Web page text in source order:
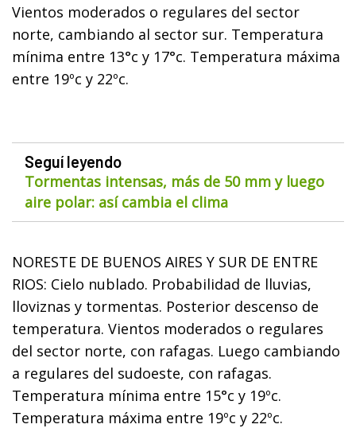
Vientos moderados o regulares del sector
norte, cambiando al sector sur. Temperatura
mínima entre 13°c y 17°c. Temperatura máxima
entre 19ºc y 22ºc.
Seguí leyendo
Tormentas intensas, más de 50 mm y luego
aire polar: así cambia el clima
NORESTE DE BUENOS AIRES Y SUR DE ENTRE
RIOS: Cielo nublado. Probabilidad de lluvias,
lloviznas y tormentas. Posterior descenso de
temperatura. Vientos moderados o regulares
del sector norte, con rafagas. Luego cambiando
a regulares del sudoeste, con rafagas.
Temperatura mínima entre 15°c y 19ºc.
Temperatura máxima entre 19ºc y 22ºc.